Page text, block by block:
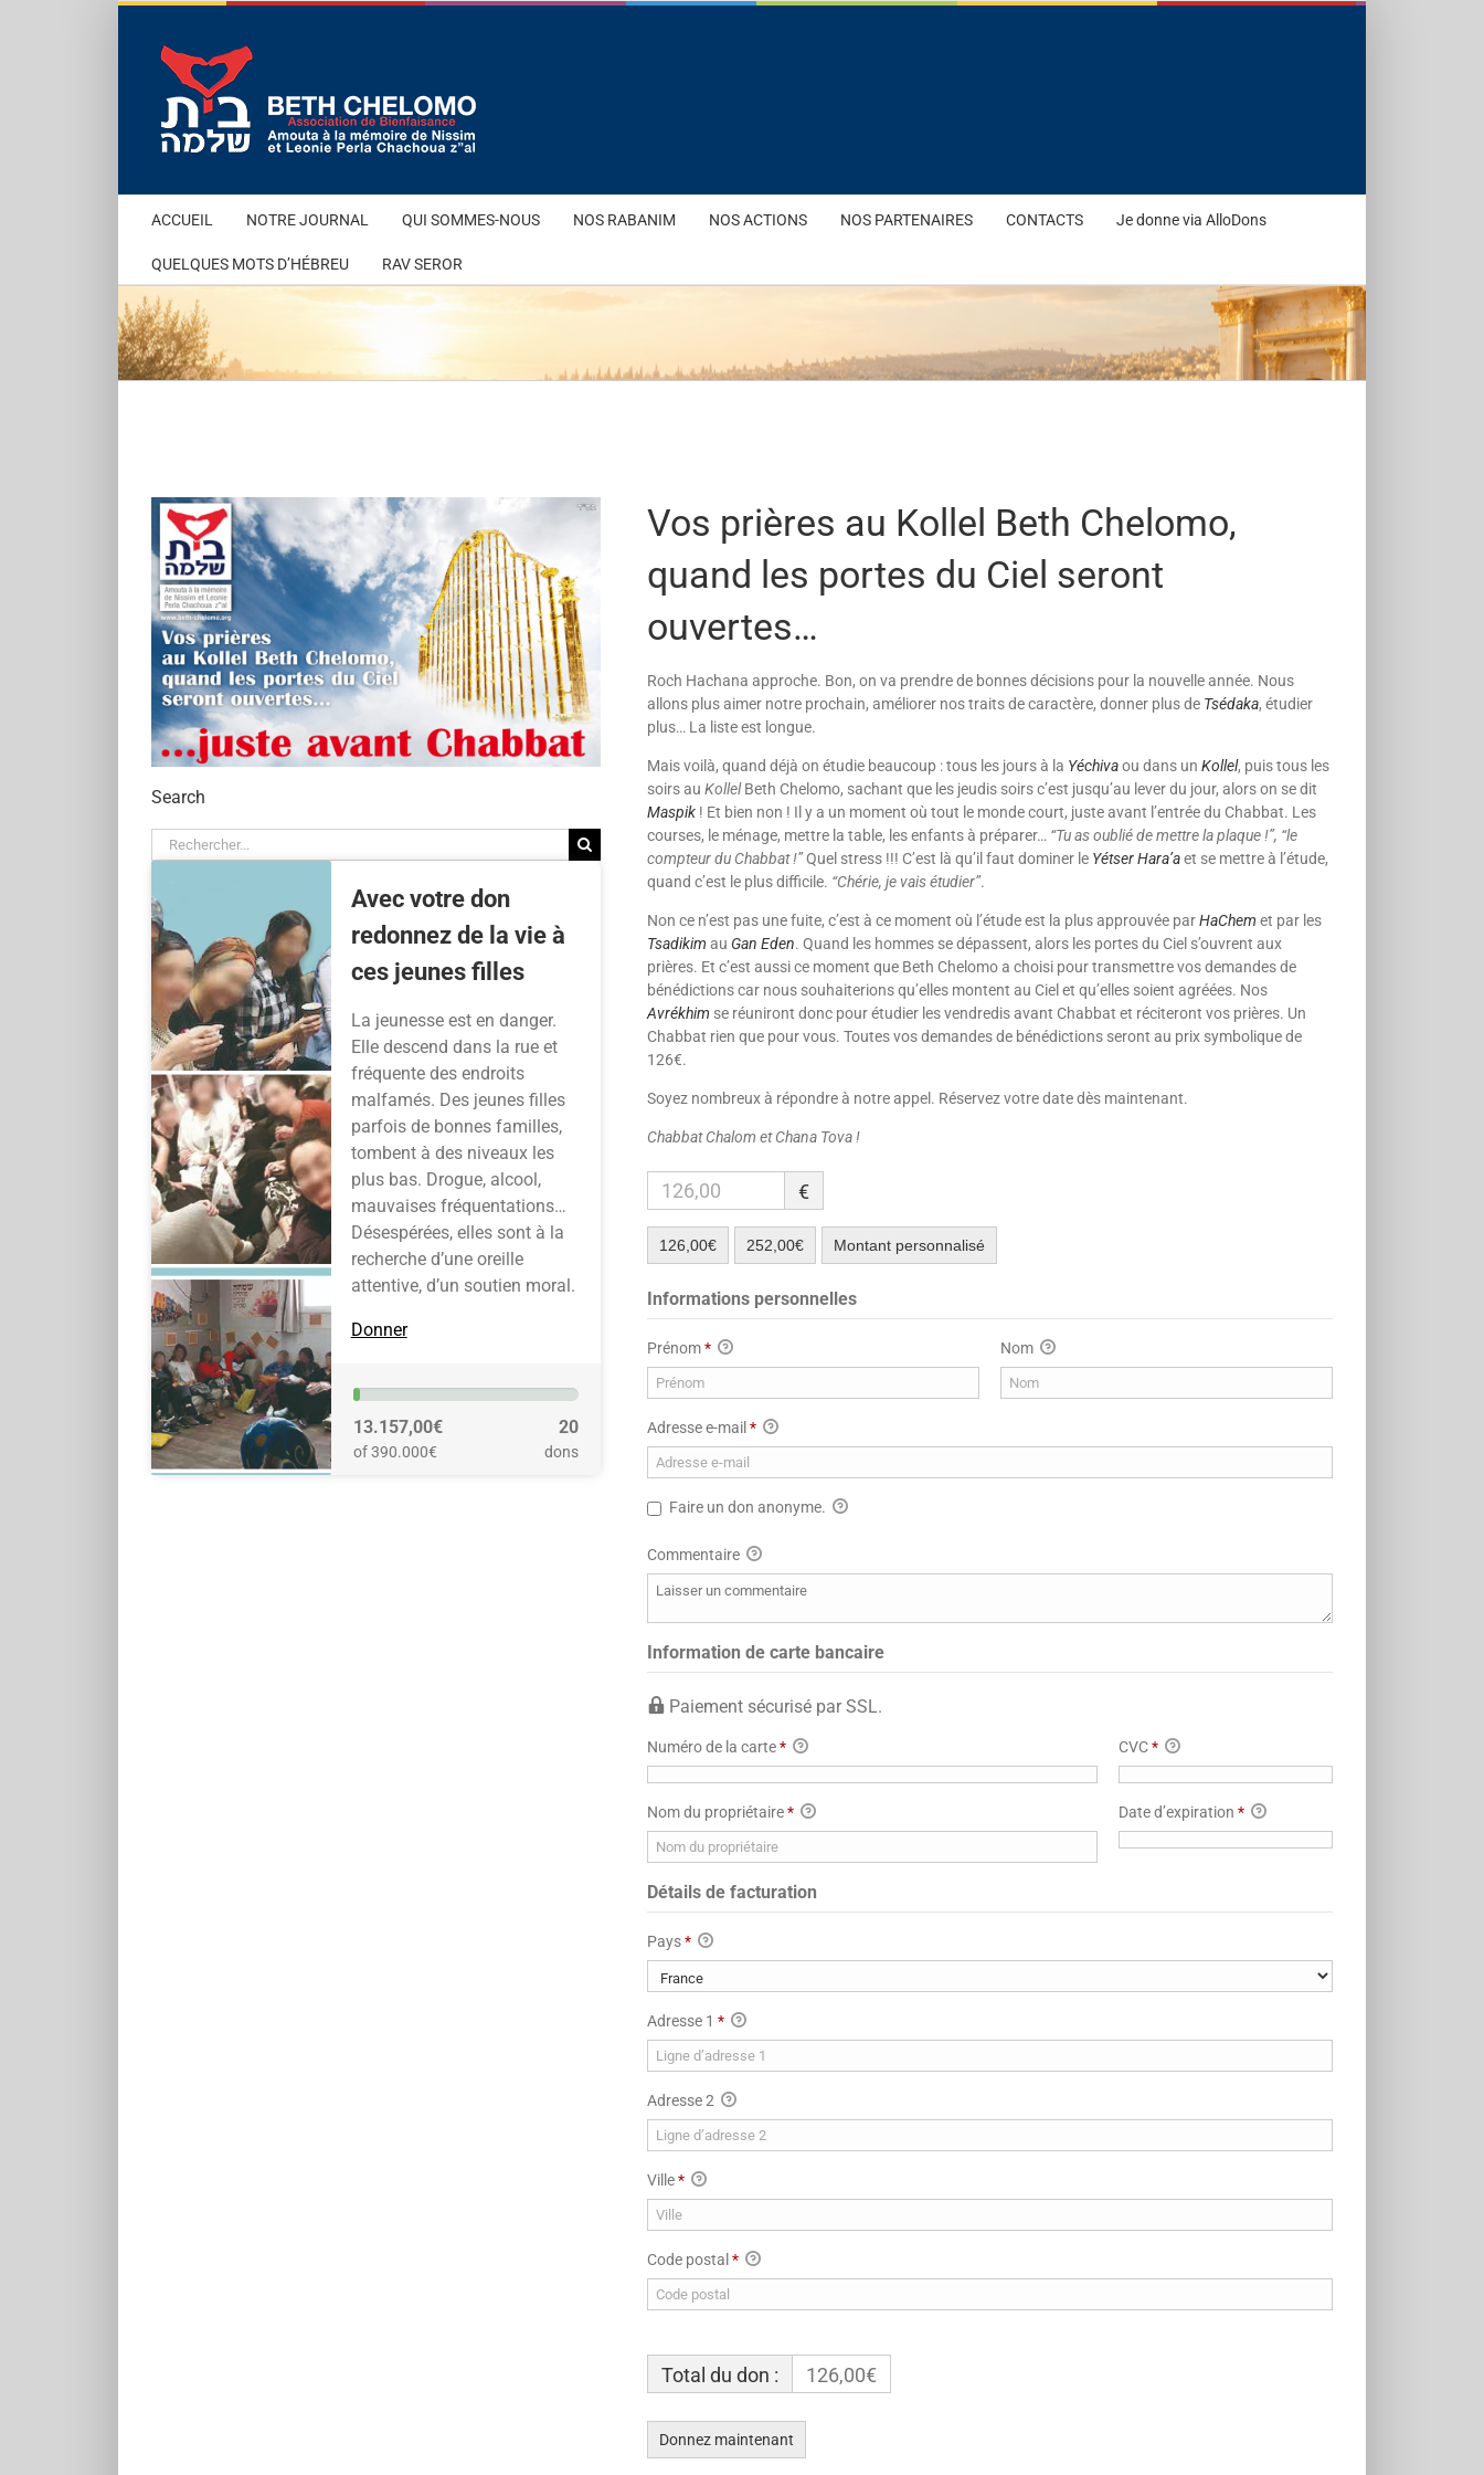
ACCUEIL NOTRE JOURNAL QUI SOMMES-NOUS NOS RABANIM NOS ACTIONS NOS PARTENAIRES CONTACTS Je donne via AlloDons
QUELQUES MOTS D’HÉBREU RAV SEROR
Search
Rechercher:
Avec votre don
redonnez de la vie à
ces jeunes filles
La jeunesse est en danger.
Elle descend dans la rue et
fréquente des endroits
malfamés. Des jeunes filles
parfois de bonnes familles,
tombent à des niveaux les
plus bas. Drogue, alcool,
mauvaises fréquentations…
Désespérées, elles sont à la
recherche d’une oreille
attentive, d’un soutien moral.
Donner
13.157,00€
of 390.000€
20
dons
Vos prières au Kollel Beth Chelomo,
quand les portes du Ciel seront
ouvertes…
Roch Hachana approche. Bon, on va prendre de bonnes décisions pour la nouvelle année. Nous
allons plus aimer notre prochain, améliorer nos traits de caractère, donner plus de Tsédaka, étudier
plus… La liste est longue.
Mais voilà, quand déjà on étudie beaucoup : tous les jours à la Yéchivaou dans unKollel, puis tous les
soirs auKollelBeth Chelomo, sachant que les jeudis soirs c’est jusqu’au lever du jour, alors on se dit
Maspik ! Et bien non ! Il y a un moment où tout le monde court, juste avant l’entrée du Chabbat. Les
courses, le ménage, mettre la table, les enfants à préparer… “Tu as oublié de mettre la plaque !”, “le
compteur du Chabbat !”Quel stress !!! C’est là qu’il faut dominer le Yétser Hara’aet se mettre à l’étude,
quand c’est le plus difficile. “Chérie, je vais étudier”.
Non ce n’est pas une fuite, c’est à ce moment où l’étude est la plus approuvée parHaChem et par les
Tsadikim au Gan Eden. Quand les hommes se dépassent, alors les portes du Ciel s’ouvrent aux
prières. Et c’est aussi ce moment que Beth Chelomo a choisi pour transmettre vos demandes de
bénédictions car nous souhaiterions qu’elles montent au Ciel et qu’elles soient agréées. Nos
Avrékhim se réuniront donc pour étudier les vendredis avant Chabbat et réciteront vos prières. Un
Chabbat rien que pour vous. Toutes vos demandes de bénédictions seront au prix symbolique de
126€.
Soyez nombreux à répondre à notre appel. Réservez votre date dès maintenant.
Chabbat Chalom et Chana Tova !
€
126,00€ 252,00€ Montant personnalisé
Informations personnelles
Prénom* Nom
Adresse e-mail*
Faire un don anonyme.
Commentaire
Information de carte bancaire
Paiement sécurisé par SSL.
Numéro de la carte* CVC*
Nom du propriétaire* Date d’expiration*
Détails de facturation
Pays*
Adresse 1*
Adresse 2
Ville*
Code postal*
Total du don : 126,00€